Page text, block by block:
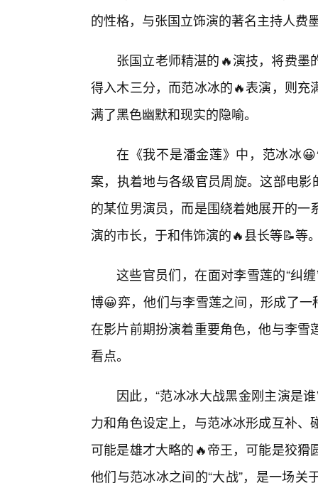
的性格，与张国立饰演的著名主持人费
张国立老师精湛的🔥演技，将费
得入木三分，而范冰冰的🔥表演，则
满了黑色幽默和现实的隐喻。
在《我不是潘金莲》中，范冰冰
案，执着地与各级官员周旋。这部电
的某位男演员，而是围绕着她展开的
演的市长，于和伟饰演的🔥县长等📝等
这些官员们，在面对李雪莲的“纠
博😀弈，他们与李雪莲之间，形成了
在影片前期扮演着重要角色，他与李
看点。
因此，“范冰冰大战黑金刚主演是
力和角色设定上，与范冰冰形成互补
可能是雄才大略的🔥帝王，可能是狡
他们与范冰冰之间的“大战”，是一场